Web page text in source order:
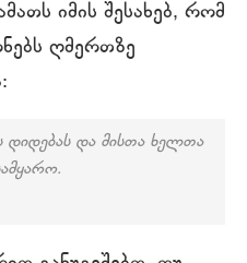
იმის შესახებ, რომ
ღმერთზე
დიდებას და მისთა ხელთა